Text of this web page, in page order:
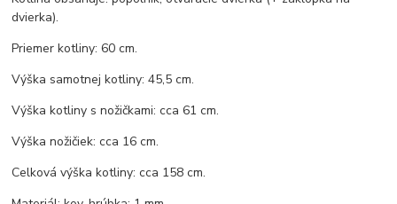
dvierka).
Priemer kotliny: 60 cm.
Výška samotnej kotliny: 45,5 cm.
Výška kotliny s nožičkami: cca 61 cm.
Výška nožičiek: cca 16 cm.
Celková výška kotliny: cca 158 cm.